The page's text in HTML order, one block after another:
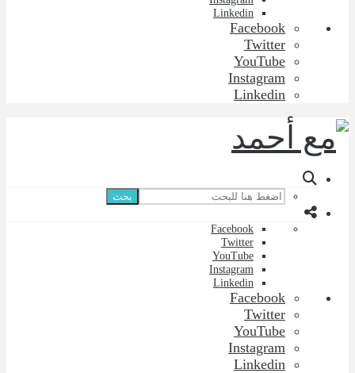
Linkedin
Facebook
Twitter
YouTube
Instagram
Linkedin
بحث
Facebook
Twitter
YouTube
Instagram
Linkedin
Facebook
Twitter
YouTube
Instagram
Linkedin